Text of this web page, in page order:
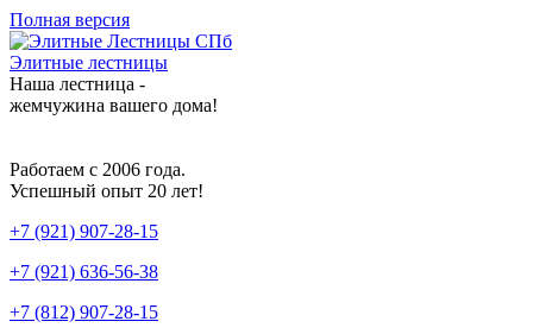
Полная версия
Элитные лестницы
Наша лестница -
жемчужина вашего дома!
Работаем с 2006 года.
Успешный опыт 20 лет!
+7 (921) 907-28-15
+7 (921) 636-56-38
+7 (812) 907-28-15